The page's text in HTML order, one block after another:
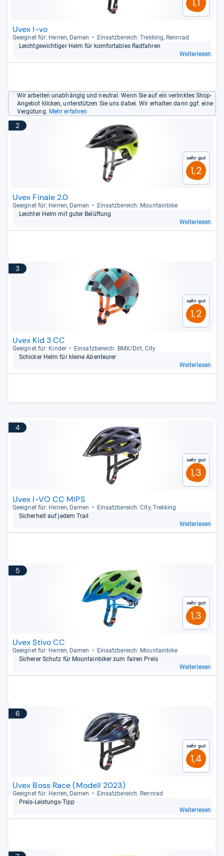
Uvex I-vo
Geeig­net für: Her­ren, Damen
Ein­satz­be­reich: Trek­king, Renn­rad
Leicht­ge­wich­ti­ger Helm für kom­for­ta­bles Rad­fah­ren
Weiterlesen
Wir arbeiten unabhängig und neutral. Wenn Sie auf ein verlinktes Shop-
Angebot klicken, unterstützen Sie uns dabei. Wir erhalten dann ggf. eine
Vergütung. Mehr erfahren
2
Sehr gut
1,2
Uvex Finale 2.0
Geeig­net für: Her­ren, Damen
Ein­satz­be­reich: Moun­tain­bike
Leich­ter Helm mit guter Belüf­tung
Weiterlesen
3
Sehr gut
1,2
Uvex Kid 3 CC
Geeig­net für: Kin­der
Ein­satz­be­reich: BMX/Dirt, City
Schi­cker Helm für kleine Aben­teu­rer
Weiterlesen
4
Sehr gut
1,3
Uvex I-VO CC MIPS
Geeig­net für: Her­ren, Damen
Ein­satz­be­reich: City, Trek­king
Sicher­heit auf jedem Trail
Weiterlesen
5
Sehr gut
1,3
Uvex Stivo CC
Geeig­net für: Her­ren, Damen
Ein­satz­be­reich: Moun­tain­bike
Siche­rer Schutz für Moun­tain­bi­ker zum fai­ren Preis
Weiterlesen
6
Sehr gut
1,4
Uvex Boss Race (Modell 2023)
Geeig­net für: Her­ren, Damen
Ein­satz­be­reich: Renn­rad
Preis-​Leis­tungs-​Tipp
Weiterlesen